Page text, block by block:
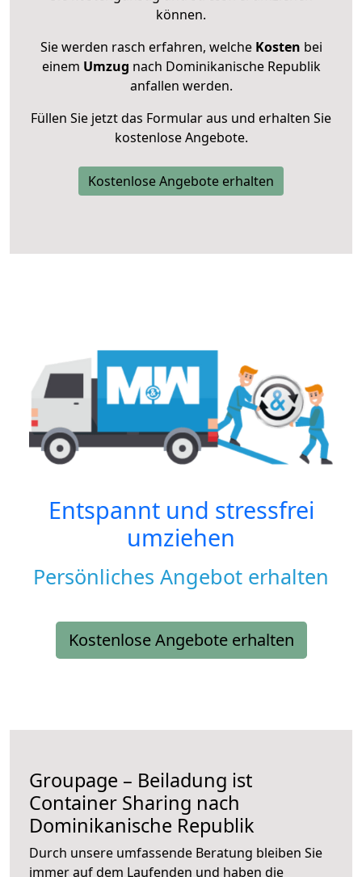
können.
Sie werden rasch erfahren, welche Kosten bei
einem Umzug nach Dominikanische Republik
anfallen werden.
Füllen Sie jetzt das Formular aus und erhalten Sie
kostenlose Angebote.
Kostenlose Angebote erhalten
Entspannt und stressfrei
umziehen
Persönliches Angebot erhalten
Kostenlose Angebote erhalten
Groupage – Beiladung ist
Container Sharing nach
Dominikanische Republik
Durch unsere umfassende Beratung bleiben Sie
immer auf dem Laufenden und haben die